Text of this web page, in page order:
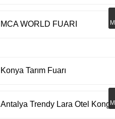
MCA WORLD FUARI
Konya Tarım Fuarı
Antalya Trendy Lara Otel